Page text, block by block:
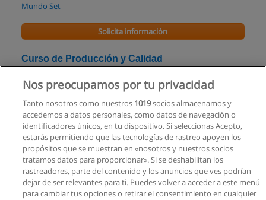
Mundo Set
Solicita información
Curso de Producción y Calidad
Solicita información
Curso - Auditor Interno de Sistemas de Gestión
Integrados Norma ISO 9001:2015, ISO 14001 e
ISO 45001
Service Quality Ecuador (Capacitación & Asesoramiento
Empresarial)
Nos preocupamos por tu privacidad
Tanto nosotros como nuestros 1019socios almacenamos y
accedemos a datos personales, como datos de navegación o
identificadores únicos, en tu dispositivo. Si seleccionas Acepto,
estarás permitiendo que las tecnologías de rastreo apoyen los
propósitos que se muestran en «nosotros y nuestros socios
tratamos datos para proporcionar». Si se deshabilitan los
rastreadores, parte del contenido y los anuncios que ves podrían
dejar de ser relevantes para ti. Puedes volver a acceder a este menú
para cambiar tus opciones o retirar el consentimiento en cualquier